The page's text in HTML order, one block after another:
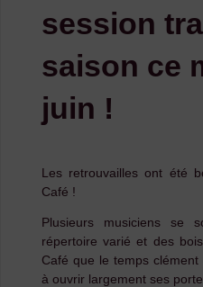
session
saison ce
juin !
Les retrouvailles ont été
Café !
Plusieurs musiciens se
répertoire varié et des
Café que le temps
à ouvrir largement ses